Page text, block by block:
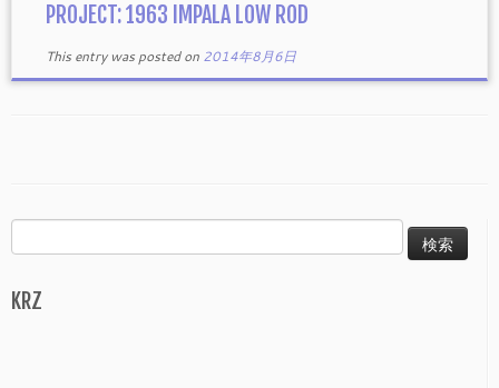
PROJECT: 1963 IMPALA LOW ROD
This entry was posted on 2014年8月6日
索:
KRZ